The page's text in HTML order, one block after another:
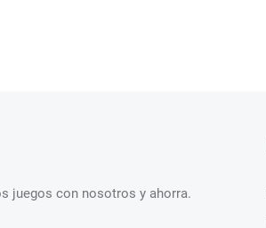
juegos con nosotros y ahorra.